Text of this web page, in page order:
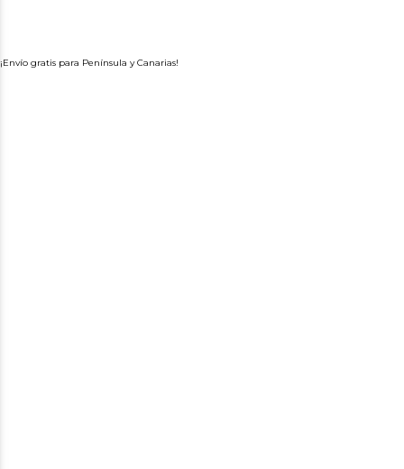
¡Envío gratis para Península y Canarias!